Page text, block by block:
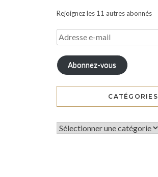
Rejoignez les 11 autres abonnés
Abonnez-vous
CATÉGORIES